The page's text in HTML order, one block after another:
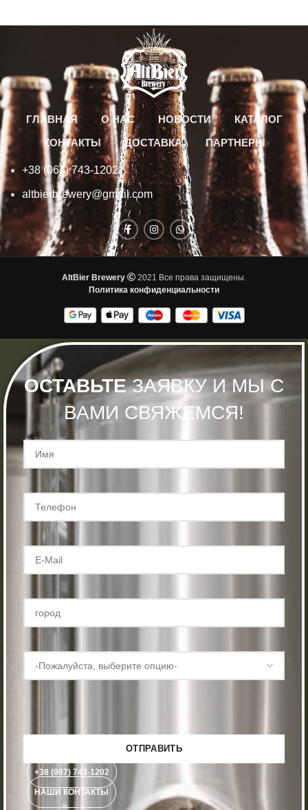
ГЛАВНАЯ О НАС НОВОСТИ
КАТАЛОГ
КОНТАКТЫ
ДОСТАВКА ПАРТНЕРЫ
+38 (067) 743-1202
altbierbrewery@gmail.com
AltBier Brewery
2021 Все права защищены.
Политика конфиденциальности
ОСТАВЬТЕЗАЯВКУ И МЫ С
ВАМИ СВЯЖЕМСЯ!
+38 (067) 743-1202
НАШИ КОНТАКТЫ